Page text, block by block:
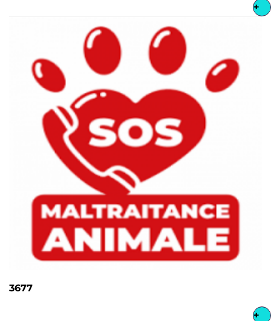
+
3677
+